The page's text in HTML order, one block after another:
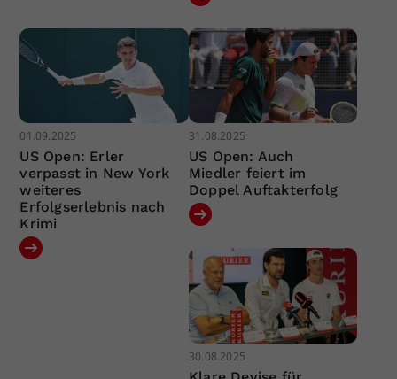
01.09.2025
US Open: Erler
verpasst in New York
weiteres
Erfolgserlebnis nach
Krimi
31.08.2025
US Open: Auch
Miedler feiert im
Doppel Auftakterfolg
30.08.2025